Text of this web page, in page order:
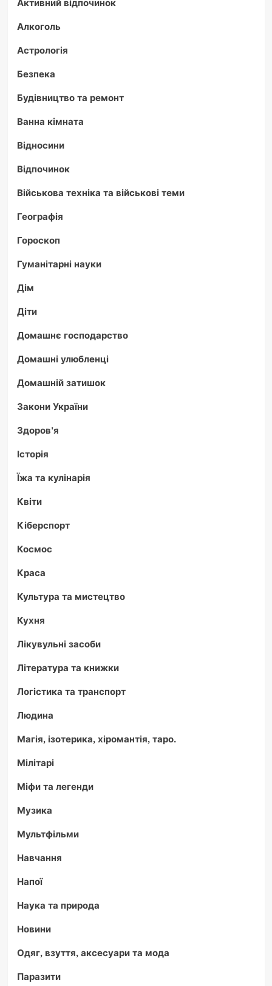
Активний відпочинок
Алкоголь
Астрологія
Безпека
Будівництво та ремонт
Ванна кімната
Відносини
Відпочинок
Військова техніка та військові теми
Географія
Гороскоп
Гуманітарні науки
Дім
Діти
Домашнє господарство
Домашні улюбленці
Домашній затишок
Закони України
Здоров'я
Історія
Їжа та кулінарія
Квіти
Кіберспорт
Космос
Краса
Культура та мистецтво
Кухня
Лікувульні засоби
Література та книжки
Логістика та транспорт
Людина
Магія, ізотерика, хіромантія, таро.
Мілітарі
Міфи та легенди
Музика
Мультфільми
Навчання
Напої
Наука та природа
Новини
Одяг, взуття, аксесуари та мода
Паразити